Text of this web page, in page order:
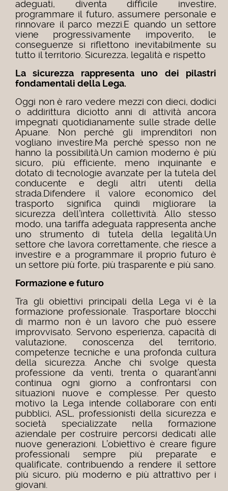
adeguati, diventa difficile investire,
programmare il futuro, assumere personale e
rinnovare il parco mezzi.E quando un settore
viene progressivamente impoverito, le
conseguenze si riflettono inevitabilmente su
tutto il territorio. Sicurezza, legalità e rispetto
La sicurezza rappresenta uno dei pilastri
fondamentali della Lega.
Oggi non è raro vedere mezzi con dieci, dodici
o addirittura diciotto anni di attività ancora
impegnati quotidianamente sulle strade delle
Apuane. Non perché gli imprenditori non
vogliano investire.Ma perché spesso non ne
hanno la possibilità.Un camion moderno è più
sicuro, più efficiente, meno inquinante e
dotato di tecnologie avanzate per la tutela del
conducente e degli altri utenti della
strada.Difendere il valore economico del
trasporto significa quindi migliorare la
sicurezza dell’intera collettività. Allo stesso
modo, una tariffa adeguata rappresenta anche
uno strumento di tutela della legalità.Un
settore che lavora correttamente, che riesce a
investire e a programmare il proprio futuro è
un settore più forte, più trasparente e più sano.
Formazione e futuro
Tra gli obiettivi principali della Lega vi è la
formazione professionale. Trasportare blocchi
di marmo non è un lavoro che può essere
improvvisato. Servono esperienza, capacità di
valutazione, conoscenza del territorio,
competenze tecniche e una profonda cultura
della sicurezza. Anche chi svolge questa
professione da venti, trenta o quarant’anni
continua ogni giorno a confrontarsi con
situazioni nuove e complesse. Per questo
motivo la Lega intende collaborare con enti
pubblici, ASL, professionisti della sicurezza e
società specializzate nella formazione
aziendale per costruire percorsi dedicati alle
nuove generazioni. L’obiettivo è creare figure
professionali sempre più preparate e
qualificate, contribuendo a rendere il settore
più sicuro, più moderno e più attrattivo per i
giovani.